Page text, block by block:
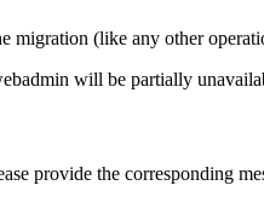
migration (like any other
will be partially
provide the corresponding